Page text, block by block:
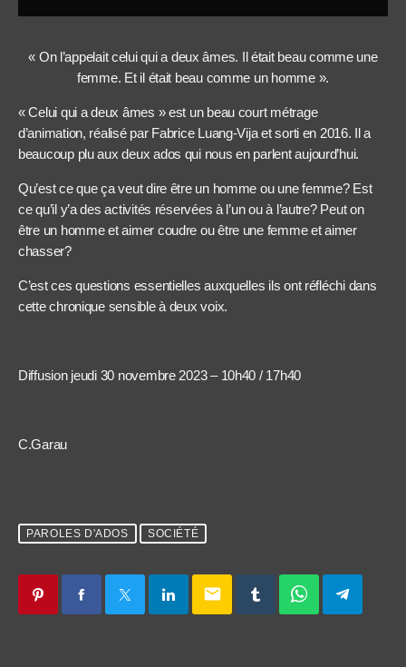
« On l’appelait celui qui a deux âmes. Il était beau comme une
femme. Et il était beau comme un homme ».
« Celui qui a deux âmes » est un beau court métrage
d’animation, réalisé par Fabrice Luang-Vija et sorti en 2016. Il a
beaucoup plu aux deux ados qui nous en parlent aujourd’hui.
Qu’est ce que ça veut dire être un homme ou une femme? Est
ce qu’il y’a des activités réservées à l’un ou à l’autre? Peut on
être un homme et aimer coudre ou être une femme et aimer
chasser?
C’est ces questions essentielles auxquelles ils ont réfléchi dans
cette chronique sensible à deux voix.
Diffusion jeudi 30 novembre 2023 – 10h40 / 17h40
C.Garau
PAROLES D'ADOS SOCIÉTÉ
email